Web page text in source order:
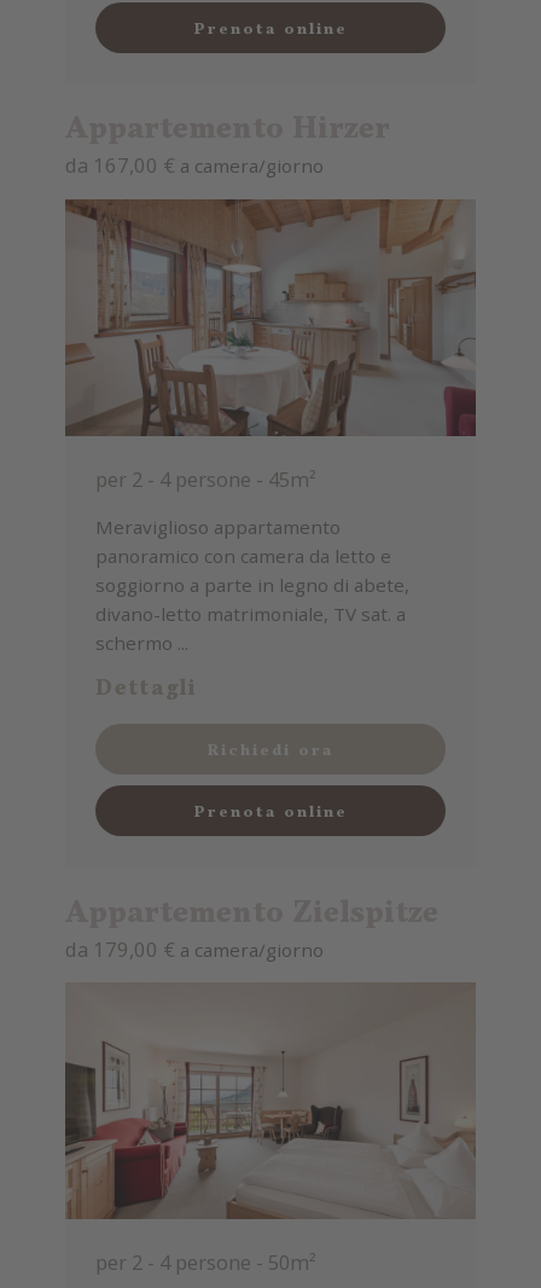
Prenota online
da 167,00 € a camera/giorno
per 2 - 4 persone - 45m²
Meraviglioso appartamento
panoramico con camera da letto e
soggiorno a parte in legno di abete,
divano-letto matrimoniale, TV sat. a
schermo ...
Dettagli
Richiedi ora
Prenota online
da 179,00 € a camera/giorno
per 2 - 4 persone - 50m²